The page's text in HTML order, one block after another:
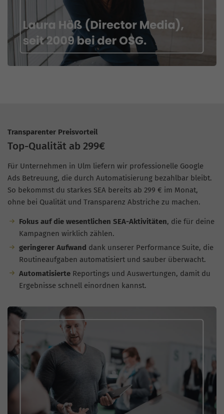
Transparenter Preisvorteil
Top-Qualität ab 299€
Für Unternehmen in Ulm liefern wir professionelle Google
Ads Betreuung, die durch Automatisierung bezahlbar bleibt.
So bekommst du starkes SEA bereits ab 299 € im Monat,
ohne bei Qualität und Transparenz Abstriche zu machen.
Fokus auf die wesentlichen SEA-Aktivitäten, die für deine
Kampagnen wirklich zählen.
geringerer Aufwand dank unserer Performance Suite, die
Routineaufgaben automatisiert und sauber überwacht.
AutomatisierteReportings und Auswertungen, damit du
Ergebnisse schnell einordnen kannst.